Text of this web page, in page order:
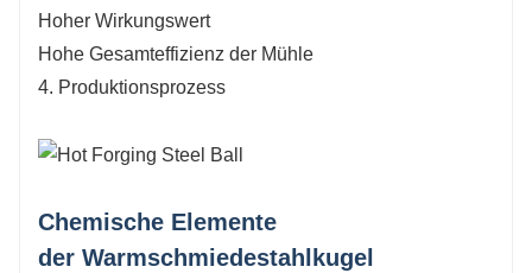
Hoher Wirkungswert
Hohe Gesamteffizienz der Mühle
4. Produktionsprozess
Chemische Elemente
der Warmschmiedestahlkugel